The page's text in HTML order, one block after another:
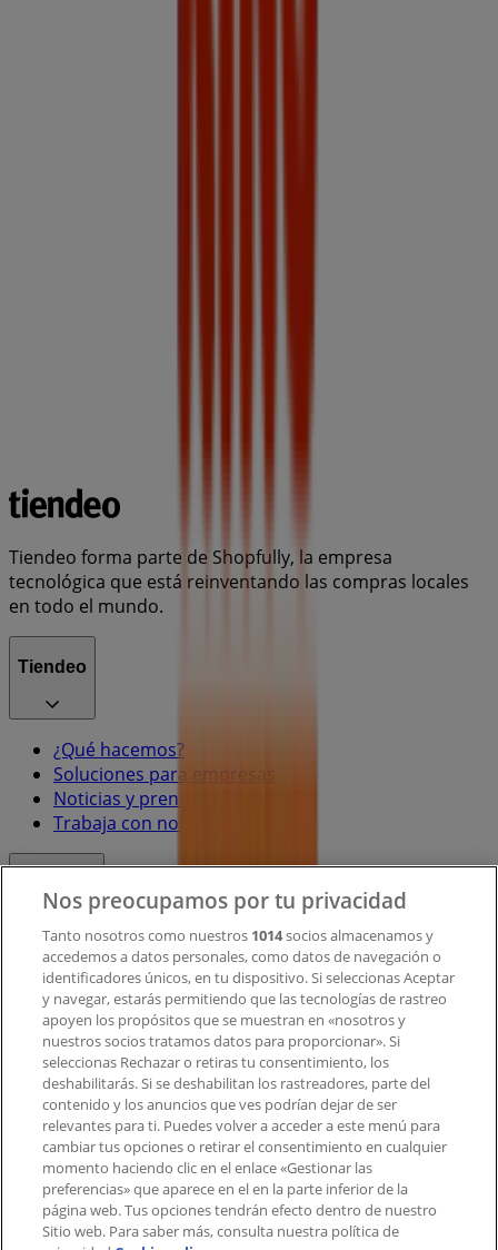
Tiendeo forma parte de Shopfully, la empresa
tecnológica que está reinventando las compras locales
en todo el mundo.
Tiendeo
¿Qué hacemos?
Soluciones para empresas
Noticias y prensa
Trabaja con nosotros
Contacto comercial y de marketing
Tienda mal colocada en el mapa
Notificar un folleto
¿Encontraste un problema en la web o en la
aplicación?
Índices
Marcas
Marcas locales
Nos preocupamos por tu privacidad
Tanto nosotros como nuestros 1014socios almacenamos y
accedemos a datos personales, como datos de navegación o
identificadores únicos, en tu dispositivo. Si seleccionas Aceptar
y navegar, estarás permitiendo que las tecnologías de rastreo
apoyen los propósitos que se muestran en «nosotros y
nuestros socios tratamos datos para proporcionar». Si
seleccionas Rechazar o retiras tu consentimiento, los
deshabilitarás. Si se deshabilitan los rastreadores, parte del
contenido y los anuncios que ves podrían dejar de ser
relevantes para ti. Puedes volver a acceder a este menú para
cambiar tus opciones o retirar el consentimiento en cualquier
momento haciendo clic en el enlace «Gestionar las
preferencias» que aparece en el en la parte inferior de la
página web. Tus opciones tendrán efecto dentro de nuestro
Sitio web. Para saber más, consulta nuestra política de